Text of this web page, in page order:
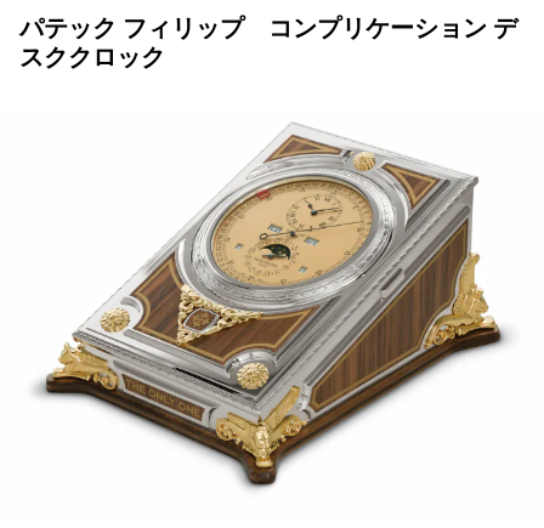
パテック フィリップ コンプリケーション デ
スククロック